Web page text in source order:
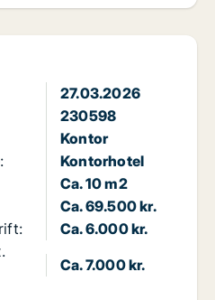
27.03.2026
230598
Kontor
Kontorhotel
Ca. 10 m2
Ca. 69.500 kr.
Ca. 6.000 kr.
Ca. 7.000 kr.